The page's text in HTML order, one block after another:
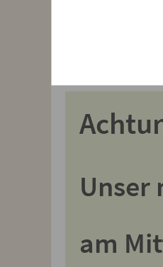
Unser
am